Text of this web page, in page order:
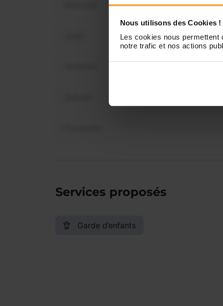
Nous utilisons des Cookies !
Les cookies nous permettent
notre trafic et nos actions
Services proposés
Garde d’enfants